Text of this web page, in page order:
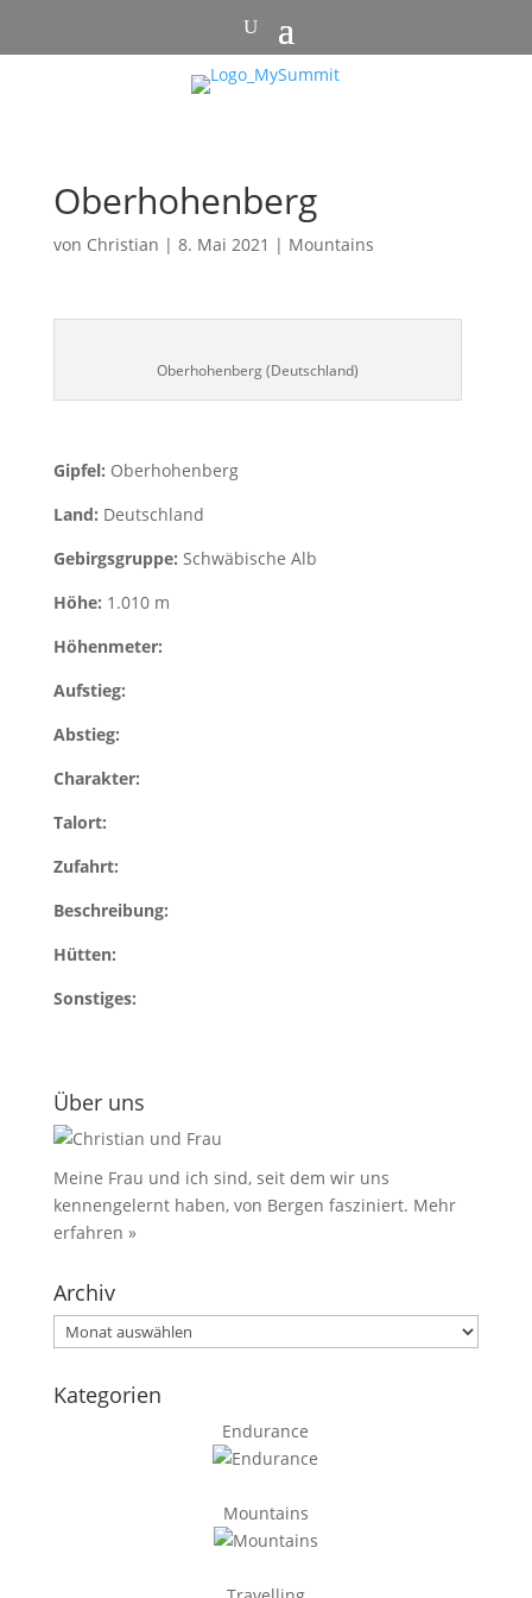
Oberhohenberg
von Christian | 8. Mai 2021 | Mountains
Oberhohenberg (Deutschland)
Gipfel: Oberhohenberg
Land: Deutschland
Gebirgsgruppe: Schwäbische Alb
Höhe: 1.010 m
Höhenmeter:
Aufstieg:
Abstieg:
Charakter:
Talort:
Zufahrt:
Beschreibung:
Hütten:
Sonstiges:
Über uns
Meine Frau und ich sind, seit dem wir uns
kennengelernt haben, von Bergen fasziniert. Mehr
erfahren »
Archiv
Archiv
Kategorien
Endurance
Mountains